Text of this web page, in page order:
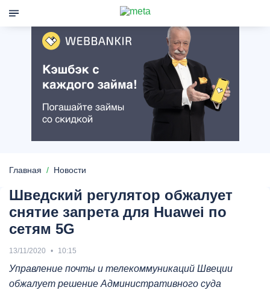
Главная Новости
Шведский регулятор обжалует
снятие запрета для Huawei по
сетям 5G
13/11/2020 10:15
Управление почты и телекоммуникаций Швеции
обжалует решение Административного суда